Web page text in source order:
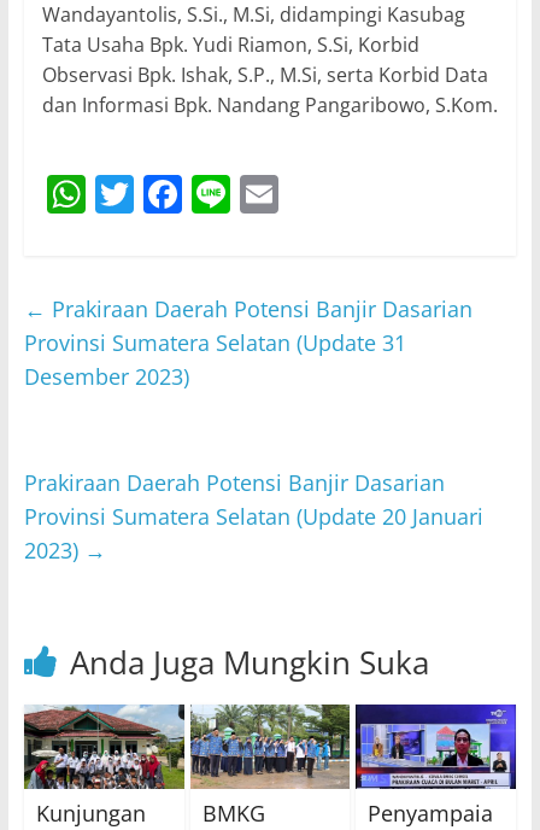
Wandayantolis, S.Si., M.Si, didampingi Kasubag
Tata Usaha Bpk. Yudi Riamon, S.Si, Korbid
Observasi Bpk. Ishak, S.P., M.Si, serta Korbid Data
dan Informasi Bpk. Nandang Pangaribowo, S.Kom.
W
s
A
p
T
er
F
e
b
o
k
Li E
l
← Prakiraan Daerah Potensi Banjir Dasarian
Provinsi Sumatera Selatan (Update 31
Desember 2023)
Prakiraan Daerah Potensi Banjir Dasarian
Provinsi Sumatera Selatan (Update 20 Januari
2023) →
Anda Juga Mungkin Suka
Kunjungan
BMKG
Penyampaia